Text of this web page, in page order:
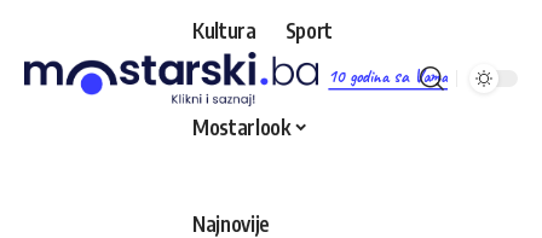
10 godina sa Vama
Kultura Sport
Mostarlook
Najnovije